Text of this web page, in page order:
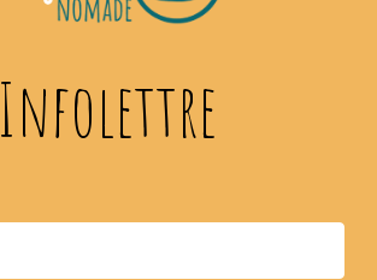
Infolettre